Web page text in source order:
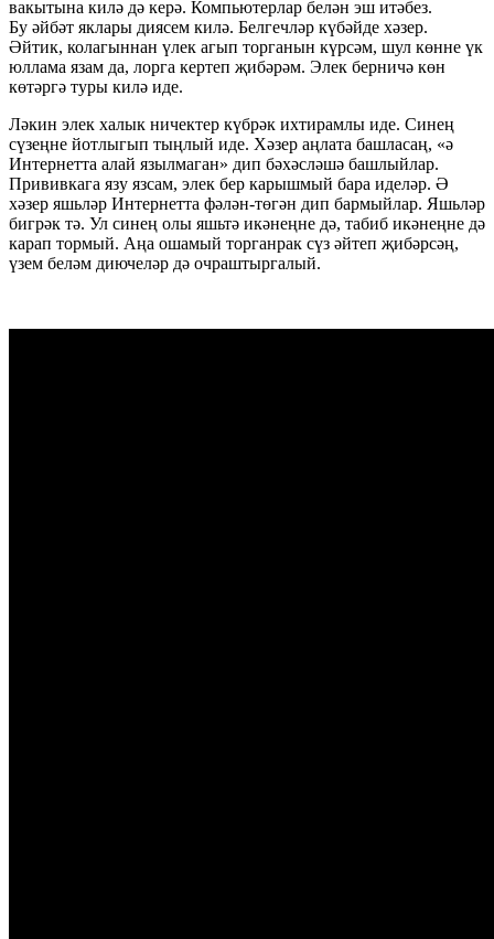
вакытына килә дә керә. Компьютерлар белән эш итәбез.
Бу әйбәт яклары диясем килә. Белгечләр күбәйде хәзер.
Әйтик, колагыннан үлек агып торганын күрсәм, шул көнне үк
юллама язам да, лорга кертеп җибәрәм. Элек берничә көн
көтәргә туры килә иде.
Ләкин элек халык ничектер күбрәк ихтирамлы иде. Синең
сүзеңне йотлыгып тыңлый иде. Хәзер аңлата башласаң, «ә
Интернетта алай язылмаган» дип бәхәсләшә башлыйлар.
Прививкага язу язсам, элек бер карышмый бара иделәр. Ә
хәзер яшьләр Интернетта фәлән-төгән дип бармыйлар. Яшьләр
бигрәк тә. Ул синең олы яшьтә икәнеңне дә, табиб икәнеңне дә
карап тормый. Аңа ошамый торганрак сүз әйтеп җибәрсәң,
үзем беләм диючеләр дә очраштыргалый.